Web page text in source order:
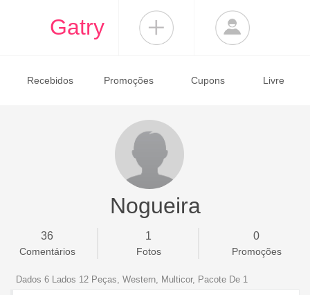
Gatry
Recebidos Promoções Cupons Livre
Nogueira
36
Comentários
1
Fotos
0
Promoções
Dados 6 Lados 12 Peças, Western, Multicor, Pacote De 1